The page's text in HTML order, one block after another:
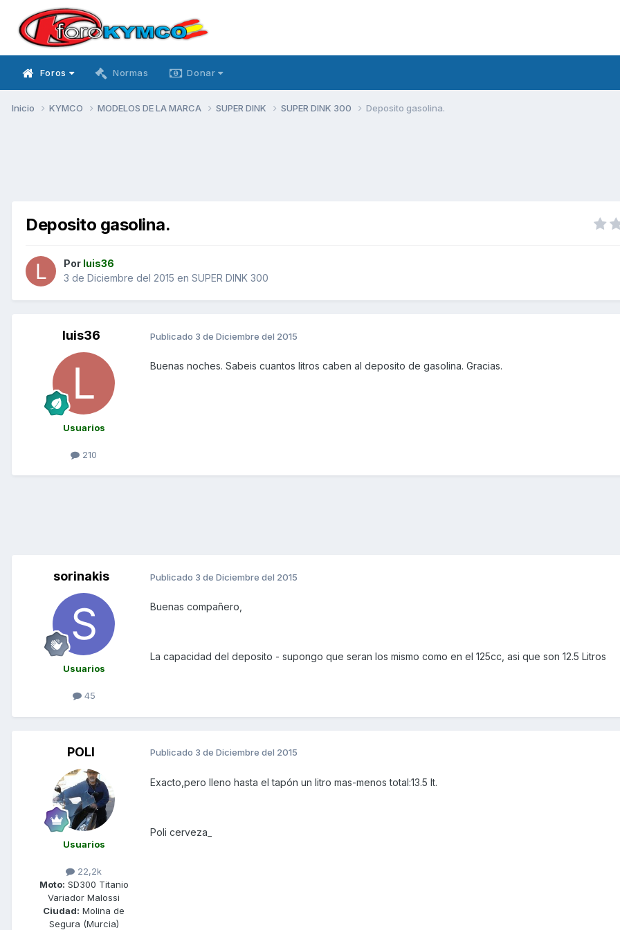
Foros Normas Donar
Inicio KYMCO MODELOS DE LA MARCA SUPER DINK SUPER DINK 300 Deposito gasolina.
Deposito gasolina.
Por luis36
3 de Diciembre del 2015 en SUPER DINK 300
luis36
Usuarios
210
Publicado 3 de Diciembre del 2015
Buenas noches. Sabeis cuantos litros caben al deposito de gasolina. Gracias.
sorinakis
Usuarios
45
Publicado 3 de Diciembre del 2015
Buenas compañero,
La capacidad del deposito - supongo que seran los mismo como en el 125cc, asi que son 12.5 Litros
POLI
Usuarios
22,2k
Moto: SD300 Titanio
Variador Malossi
Ciudad: Molina de
Segura (Murcia)
Publicado 3 de Diciembre del 2015
Exacto,pero lleno hasta el tapón un litro mas-menos total:13.5 lt.
Poli cerveza_